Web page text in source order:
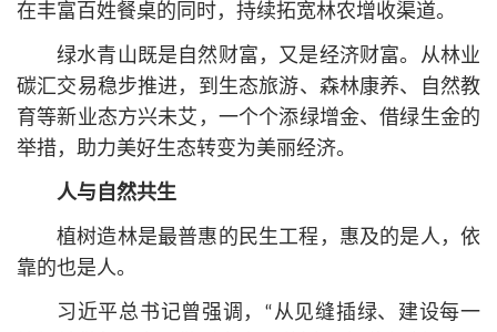
在丰富百姓餐桌的同时，持续拓宽林农增收渠道。
绿水青山既是自然财富，又是经济财富。从林业
碳汇交易稳步推进，到生态旅游、森林康养、自然教
育等新业态方兴未艾，一个个添绿增金、借绿生金的
举措，助力美好生态转变为美丽经济。
人与自然共生
植树造林是最普惠的民生工程，惠及的是人，依
靠的也是人。
习 近平总书记曾强调，“从见缝插绿、建设每一